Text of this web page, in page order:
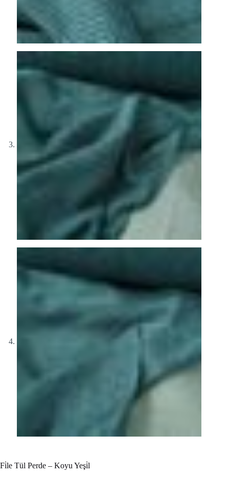
Fi̇le Tül Perde – Koyu Yeşi̇l